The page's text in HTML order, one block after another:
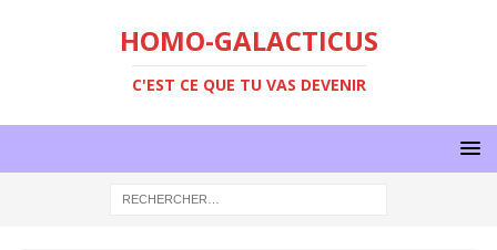
HOMO-GALACTICUS
C'EST CE QUE TU VAS DEVENIR